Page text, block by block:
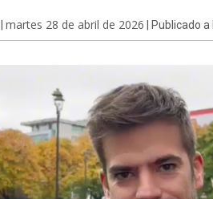
martes 28 de abril de 2026 | Publicado